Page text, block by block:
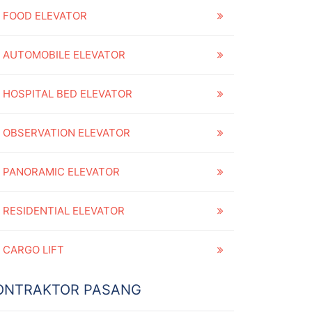
FOOD ELEVATOR
AUTOMOBILE ELEVATOR
HOSPITAL BED ELEVATOR
OBSERVATION ELEVATOR
PANORAMIC ELEVATOR
RESIDENTIAL ELEVATOR
CARGO LIFT
PASANG